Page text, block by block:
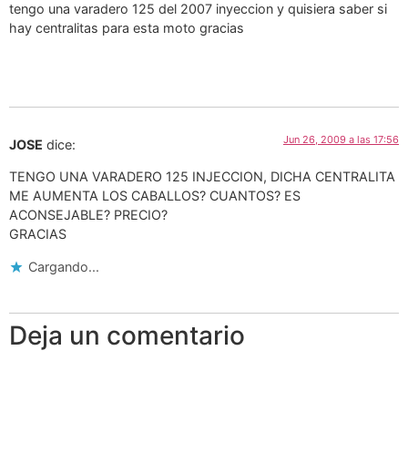
tengo una varadero 125 del 2007 inyeccion y quisiera saber si
hay centralitas para esta moto gracias
JOSE dice: Jun 26, 2009 a las 17:56
TENGO UNA VARADERO 125 INJECCION, DICHA CENTRALITA
ME AUMENTA LOS CABALLOS? CUANTOS? ES
ACONSEJABLE? PRECIO?
GRACIAS
Cargando...
Deja un comentario